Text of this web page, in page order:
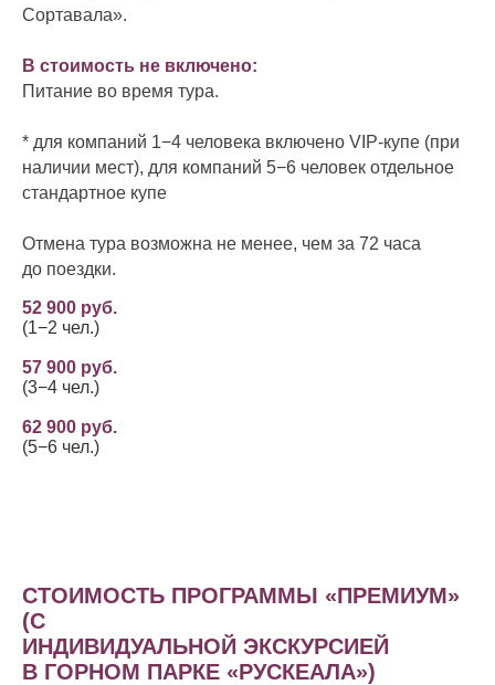
Сортавала».
В стоимость не включено:
Питание во время тура.
* для компаний 1−4 человека включено VIP-купе (при
наличии мест), для компаний 5−6 человек отдельное
стандартное купе
Отмена тура возможна не менее, чем за 72 часа
до поездки.
52 900 руб.
(1−2 чел.)
57 900 руб.
(3−4 чел.)
62 900 руб.
(5−6 чел.)
СТОИМОСТЬ ПРОГРАММЫ «ПРЕМИУМ»
(С
ИНДИВИДУАЛЬНОЙ ЭКСКУРСИЕЙ
В ГОРНОМ ПАРКЕ «РУСКЕАЛА»)